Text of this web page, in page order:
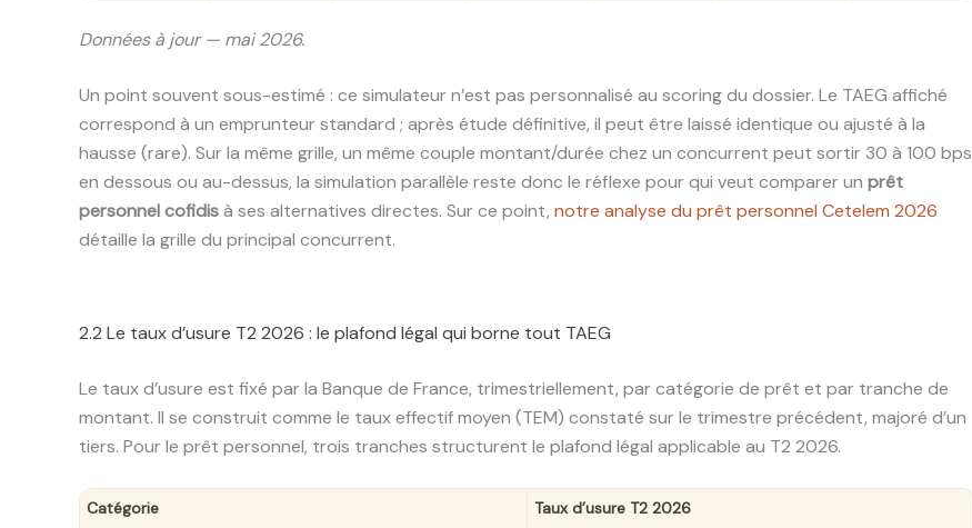
Données à jour — mai 2026.
Un point souvent sous-estimé : ce simulateur n’est pas personnalisé au scoring du dossier. Le TAEG affiché
correspond à un emprunteur standard ; après étude définitive, il peut être laissé identique ou ajusté à la
hausse (rare). Sur la même grille, un même couple montant/durée chez un concurrent peut sortir 30 à 100 bps
en dessous ou au-dessus, la simulation parallèle reste donc le réflexe pour qui veut comparer un prêt
personnel cofidisà ses alternatives directes. Sur ce point, notre analyse du prêt personnel Cetelem 2026
détaille la grille du principal concurrent.
2.2 Le taux d’usure T2 2026 : le plafond légal qui borne tout TAEG
Le taux d’usure est fixé par la Banque de France, trimestriellement, par catégorie de prêt et par tranche de
montant. Il se construit comme le taux effectif moyen (TEM) constaté sur le trimestre précédent, majoré d’un
tiers. Pour le prêt personnel, trois tranches structurent le plafond légal applicable au T2 2026.
Catégorie Taux d’usure T2 2026